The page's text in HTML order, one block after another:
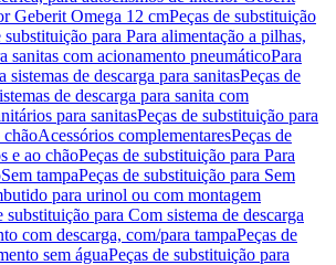
Geberit Omega 12 cmPeças de substituição
substituição para Para alimentação a pilhas,
sanitas com acionamento pneumáticoPara
de descarga para sanitasPeças de
de descarga para sanita com
para sanitasPeças de substituição para
chãoAcessórios complementaresPeças de
e ao chãoPeças de substituição para Para
Sem tampaPeças de substituição para Sem
para urinol ou com montagem
substituição para Com sistema de descarga
com descarga, com/para tampaPeças de
sem águaPeças de substituição para